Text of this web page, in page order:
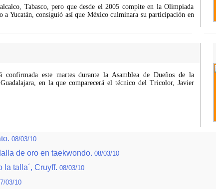
Tabasco, pero que desde el 2005 compite en la Olimpiada
a Yucatán, consiguió así que México culminara su participación en
confirmada este martes durante la Asamblea de Dueños de la
en la que comparecerá el técnico del Tricolor, Javier
08/03/10
de oro en taekwondo. 08/03/10
la talla´, Cruyff. 08/03/10
03/10